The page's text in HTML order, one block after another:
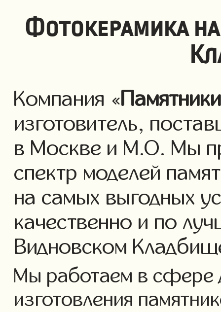
Фотокерамика
Компания «Памятники
изготовитель,
в Москве и М.О. Мы
спектр моделей
на самых выгодных
качественно и по
Видновском
Мы работаем в сфере
изготовления